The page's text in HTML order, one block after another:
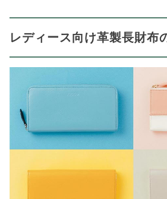
レディース向け革製長財布